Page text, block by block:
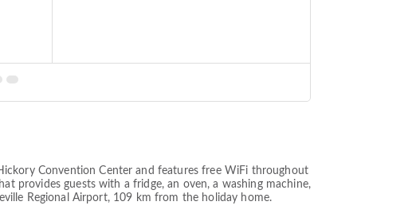
Convention Center and features free WiFi throughout
provides guests with a fridge, an oven, a washing machine,
Regional Airport, 109 km from the holiday home.